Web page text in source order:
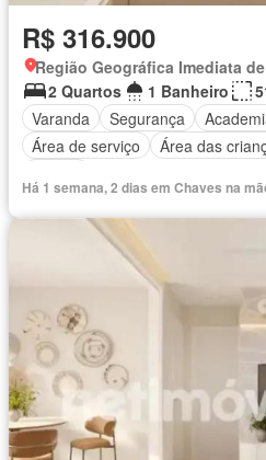
R$ 316.900
2 Quartos
1 Banheiro
Varanda
Segurança
Área de serviço
Área das
Há 1 semana, 2 dias em Chaves na